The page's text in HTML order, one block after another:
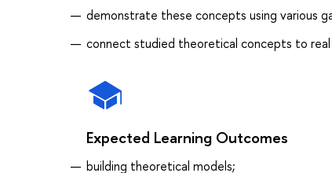
demonstrate these concepts using various
connect studied theoretical concepts to
Expected Learning Outcomes
building theoretical models;